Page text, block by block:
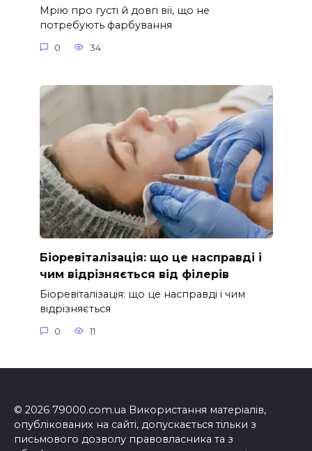
Мрію про густі й довгі вії, що не
потребують фарбування
0 34
Біоревіталізація: що це насправді і
чим відрізняється від філерів
Біоревіталізація: що це насправді і чим
відрізняється
0 11
© 2026 79000.com.ua Використання матеріалів,
опублікованих на сайті, допускається тільки з
письмового дозволу правовласника та з